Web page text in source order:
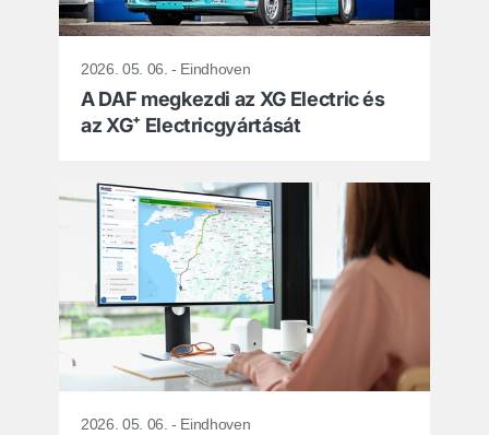
2026. 05. 06. - Eindhoven
A DAF megkezdi az XG Electric és
az XG⁺ Electricgyártását
2026. 05. 06. - Eindhoven